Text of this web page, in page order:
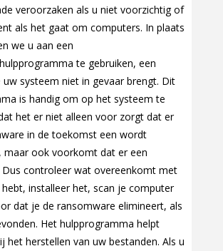
veroorzaken als u niet voorzichtig of
als het gaat om computers. In plaats
we u aan een
te gebruiken, een
systeem niet in gevaar brengt. Dit
is handig om op het systeem te
het er niet alleen voor zorgt dat er
in de toekomst een wordt
maar ook voorkomt dat er een
controleer wat overeenkomt met
installeer het, scan je computer
dat je de ransomware elimineert, als
Het hulpprogramma helpt
het herstellen van uw bestanden. Als u